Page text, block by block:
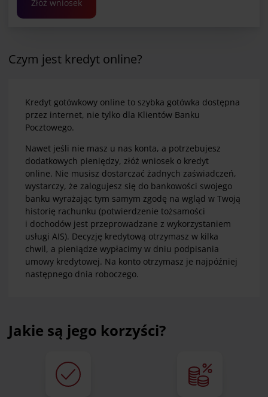
Złóż wniosek
Czym jest kredyt online?
Kredyt gotówkowy online to szybka gotówka dostępna
przez internet, nie tylko dla Klientów Banku
Pocztowego.
Nawet jeśli nie masz u nas konta, a potrzebujesz
dodatkowych pieniędzy, złóż wniosek o kredyt
online. Nie musisz dostarczać żadnych zaświadczeń,
wystarczy, że zalogujesz się do bankowości swojego
banku wyrażając tym samym zgodę na wgląd w Twoją
historię rachunku (potwierdzenie tożsamości
i dochodów jest przeprowadzane z wykorzystaniem
usługi AIS). Decyzję kredytową otrzymasz w kilka
chwil, a pieniądze wypłacimy w dniu podpisania
umowy kredytowej. Na konto otrzymasz je najpóźniej
następnego dnia roboczego.
Jakie są jego korzyści?